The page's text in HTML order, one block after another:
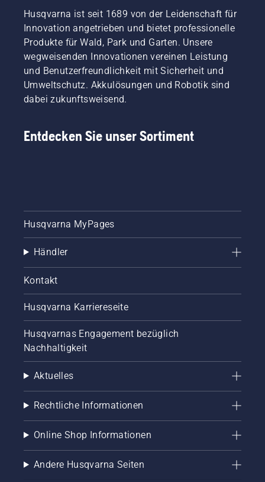
Husqvarna ist seit 1689 von der Leidenschaft für
Innovation angetrieben und bietet professionelle
Produkte für Wald, Park und Garten. Unsere
wegweisenden Innovationen vereinen Leistung
und Benutzerfreundlichkeit mit Sicherheit und
Umweltschutz. Akkulösungen und Robotik sind
dabei zukunftsweisend.
Entdecken Sie unser Sortiment
Husqvarna MyPages
Händler
Kontakt
Husqvarna Karriereseite
Husqvarnas Engagement bezüglich
Nachhaltigkeit
Aktuelles
Rechtliche Informationen
Online Shop Informationen
Andere Husqvarna Seiten